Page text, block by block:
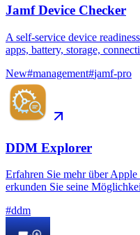
Jamf Device Checker
A self-service device
apps, battery, storage,
New#management#jamf-pro
DDM Explorer
Erfahren Sie mehr über
erkunden Sie seine
#ddm